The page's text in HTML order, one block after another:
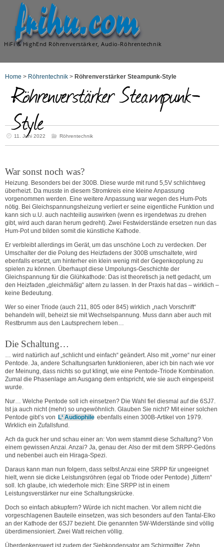
frihu.com
HiFi & HighEnd Röhrenverstärker, Audio-Röhrentechnik
Home > Röhrentechnik > Röhrenverstärker Steampunk-Style
Röhrenverstärker Steampunk-
Style
11. Juni 2022 Röhrentechnik
War sonst noch was?
Heizung. Besonders bei der 300B. Diese wurde mit rund 5,5V schlichtweg
überheizt. Da musste in diesem Stromkreis eine kleine Anpassung
vorgenommen werden. Eine weitere Anpassung war wegen des Hum-Pots
nötig. Bei Gleichspannungsheizung verliert er seine eigentliche Funktion und
kann sich u.U. auch nachteilig auswirken (wenn es irgendetwas zu drehen
gibt, wird auch daran herum gedreht). Zwei Festwiderstände ersetzen nun das
Hum-Pot und bilden somit die künstliche Kathode.
Er verbleibt allerdings im Gerät, um das unschöne Loch zu verdecken. Der
Umschalter der die Polung des Heizfadens der 300B umschaltete, wird
ebenfalls ersetzt, um hinterher ein klein wenig mit der Gegenkopplung zu
spielen zu können. Überhaupt diese Umpolungs-Geschichte der
Gleichspannung für die Glühkathode: Das ist theoretisch ja nett gedacht, um
den Heizfaden „gleichmäßig“ altern zu lassen. In der Praxis hat das – wirklich –
keine Bedeutung.
Wer so einer Triode (auch 211, 805 oder 845) wirklich „nach Vorschrift“
behandeln will, beheizt sie mit Wechselspannung. Muss dann aber auch mit
Restbrumm aus den Lautsprechern leben…
Die Schaltung…
… wird natürlich auf „schlicht und einfach“ geändert. Also mit „vorne“ nur einer
Pentode. Ja, andere Schaltungsarten funktionieren, aber ich bin nach wie vor
der Meinung, dass nichts so gut klingt, wie eine Pentode-Triode Kombination.
Zumal die Phasenlage am Ausgang dem entspricht, wie sie auch eingespeist
wurde.
Nur… Welche Pentode soll ich einsetzen? Die Wahl fiel diesmal auf die 6SJ7.
Ist ja auch nicht (mehr) so ungewöhnlich. Glauben Sie nicht? Mit einer solchen
Pentode gibt’s von L‘ Audiophile ebenfalls einen 300B-Artikel von 1979.
Wirklich ein Zufallsfund.
Ach da guck her und schau einer an: Von wem stammt diese Schaltung? Von
einem gewissen Anzai. Anzai? Ja, genau der. Also der mit dem SRPP-Gedöns
und nebenbei auch ein Hiraga-Spezi.
Daraus kann man nun folgern, dass selbst Anzai eine SRPP für ungeeignet
hielt, wenn sie dicke Leistungsröhren (egal ob Triode oder Pentode) „füttern“
soll. Ich glaube, ich wiederhole mich: Eine SRPP ist in einem
Leistungsverstärker nur eine Schaltungskrücke.
Doch so einfach abkupfern? Würde ich nicht machen. Vor allem nicht die
vorgeschlagenen Bauteile einsetzen, was sich besonders auf den Tantal-Elko
an der Kathode der 6SJ7 bezieht. Die genannten 5W-Widerstände sind völlig
überdimensioniert. Zwei Watt reichen völlig.
Überdenkenswert ist zudem der Siebkondensator am Schirmgitter. Zehn